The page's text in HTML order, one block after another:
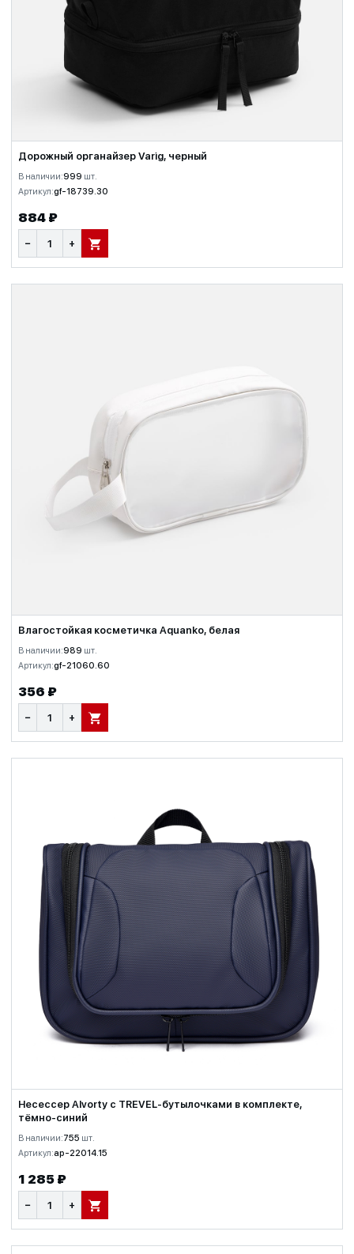
Дорожный органайзер Varig, черный
В наличии:999 шт.
Артикул:gf-18739.30
884 ₽
− + В КОРЗИНУ
Влагостойкая косметичка Aquanko, белая
В наличии:989 шт.
Артикул:gf-21060.60
356 ₽
− + В КОРЗИНУ
Несессер Alvorty с TREVEL-бутылочками в комплекте,
тёмно-синий
В наличии:755 шт.
Артикул:ap-22014.15
1 285 ₽
− + В КОРЗИНУ